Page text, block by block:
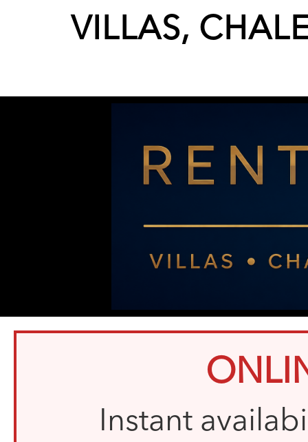
VILLAS,
Instant